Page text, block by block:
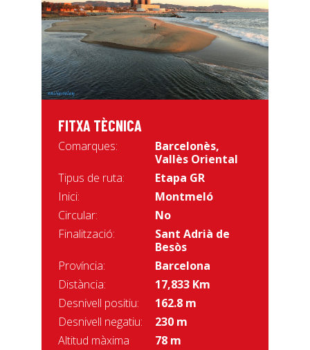
FITXA TÈCNICA
Comarques: Barcelonès,
Vallès Oriental
Tipus de ruta:
Etapa GR
Inici:
Montmeló
Circular:
No
Finalització:
Sant Adrià de
Besòs
Província:
Barcelona
Distància:
17,833 Km
Desnivell positiu:
162.8 m
Desnivell negatiu:
230 m
Altitud màxima
78 m